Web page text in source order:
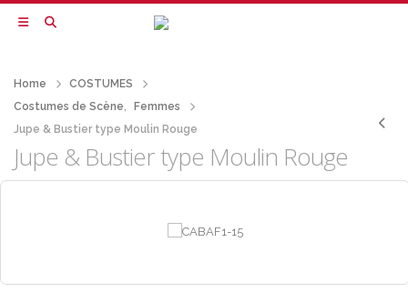
Home
COSTUMES
Costumes de Scène,
Femmes
Jupe & Bustier type Moulin Rouge
Jupe & Bustier type Moulin Rouge